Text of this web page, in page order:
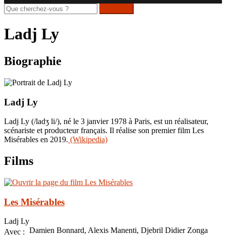
Rechercher
sur
site
Ladj Ly
Biographie
Ladj Ly
Ladj Ly (/ladʒ li/), né le 3 janvier 1978 à Paris, est un réalisateur,
scénariste et producteur français. Il réalise son premier film Les
Misérables en 2019. (Wikipedia)
Films
Les Misérables
Ladj Ly
Avec : Damien Bonnard, Alexis Manenti, Djebril Didier Zonga